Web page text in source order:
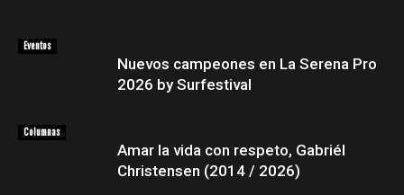
Eventos
Nuevos campeones en La Serena Pro
2026 by Surfestival
Columnas
Amar la vida con respeto, Gabriél
Christensen (2014 / 2026)